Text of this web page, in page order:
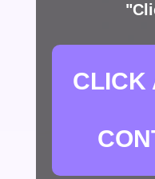
CLICK